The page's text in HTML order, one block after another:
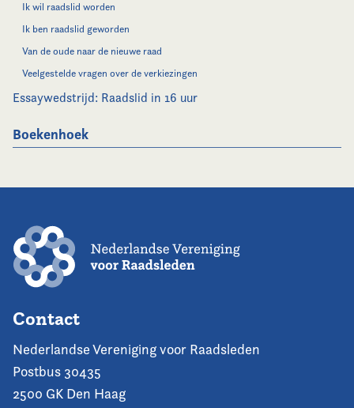
Ik wil raadslid worden
Ik ben raadslid geworden
Van de oude naar de nieuwe raad
Veelgestelde vragen over de verkiezingen
Essaywedstrijd: Raadslid in 16 uur
Boekenhoek
Contact
Nederlandse Vereniging voor Raadsleden
Postbus 30435
2500 GK Den Haag